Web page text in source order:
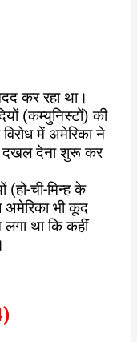
कर रहा था।
(कम्युनिस्टों) की
में अमेरिका ने
दखल देना शुरू कर
(हो-ची-मिन्ह के
अमेरिका भी कूद
था कि कहीं